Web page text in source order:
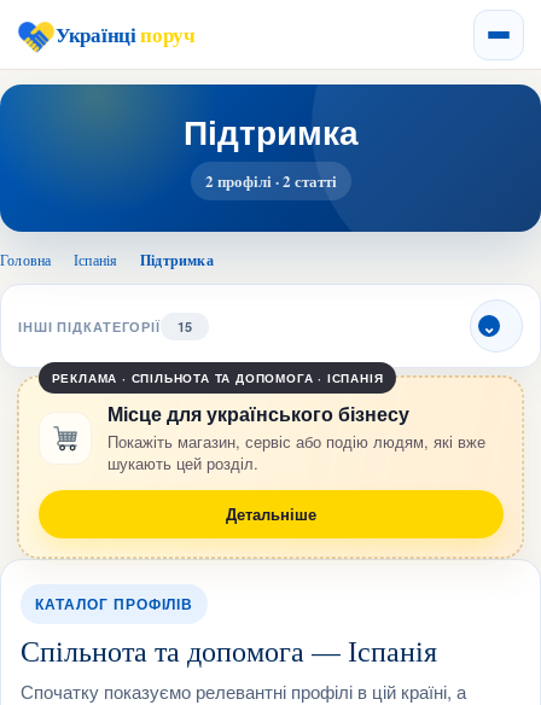
Українціпоруч
Підтримка
2 профілі · 2 статті
Головна Іспанія Підтримка
ІНШІ ПІДКАТЕГОРІЇ 15
РЕКЛАМА · СПІЛЬНОТА ТА ДОПОМОГА · ІСПАНІЯ
Місце для українського бізнесу
Покажіть магазин, сервіс або подію людям, які вже
шукають цей розділ.
Детальніше
КАТАЛОГ ПРОФІЛІВ
Спільнота та допомога — Іспанія
Спочатку показуємо релевантні профілі в цій країні, а